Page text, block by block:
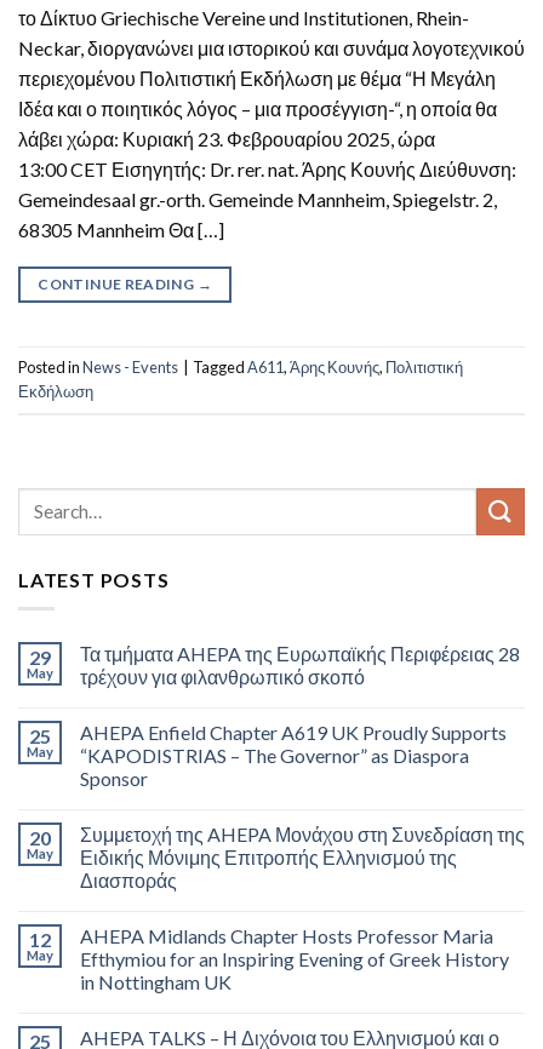
το Δίκτυο Griechische Vereine und Institutionen, Rhein-
Neckar, διοργανώνει μια ιστορικού και συνάμα λογοτεχνικού
περιεχομένου Πολιτιστική Εκδήλωση με θέμα “Η Μεγάλη
Ιδέα και ο ποιητικός λόγος – μια προσέγγιση-“, η οποία θα
λάβει χώρα: Κυριακή 23. Φεβρουαρίου 2025, ώρα
13:00 CET Εισηγητής: Dr. rer. nat. Άρης Κουνής Διεύθυνση:
Gemeindesaal gr.-orth. Gemeinde Mannheim, Spiegelstr. 2,
68305 Mannheim Θα […]
CONTINUE READING →
Posted inNews - Events TaggedΑ611,Άρης Κουνής, Πολιτιστική
Εκδήλωση
LATEST POSTS
29
May
Τα τμήματα AHEPA της Ευρωπαϊκής Περιφέρειας 28
τρέχουν για φιλανθρωπικό σκοπό
25
May
AHEPA Enfield Chapter A619 UK Proudly Supports
“KAPODISTRIAS – The Governor” as Diaspora
Sponsor
20
May
Συμμετοχή της AHEPA Μονάχου στη Συνεδρίαση της
Ειδικής Μόνιμης Επιτροπής Ελληνισμού της
Διασποράς
12
May
AHEPA Midlands Chapter Hosts Professor Maria
Efthymiou for an Inspiring Evening of Greek History
in Nottingham UK
25 AHEPA TALKS – Η Διχόνοια του Ελληνισμού και ο